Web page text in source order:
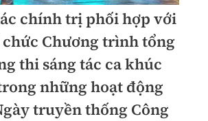
sao
thao
Sản phẩm mới
AI
Tư vấn
chính trị phối hợp với
Chương trình tổng
thi sáng tác ca khúc
những hoạt động
truyền thống Công